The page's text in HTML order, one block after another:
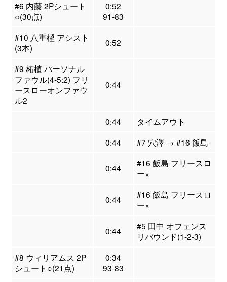
#6 内藤 2Pシュート
○(30点)
0:52
91-83
#10 八重樫 アシスト
(3本)
0:52
#9 柘植 パーソナル
ファウル(4-5:2) フリ
ースローオンファウ
ル2
0:44
0:44
タイムアウト
0:44
#7 穴澤 → #16 飯島
0:44
#16 飯島 フリースロ
ー×
0:44
#16 飯島 フリースロ
ー×
0:44
#5 田中 オフェンス
リバウンド(1-2-3)
#8 ウィリアムス 2P
シュート○(21点)
0:34
93-83